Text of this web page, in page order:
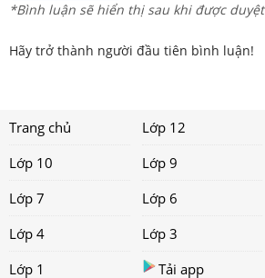
*Bình luận sẽ hiển thị sau khi được duyệt
Hãy trở thành người đầu tiên bình luận!
Trang chủ Lớp 12
Lớp 10
Lớp 9
Lớp 7
Lớp 6
Lớp 4
Lớp 3
Lớp 1
Tải app